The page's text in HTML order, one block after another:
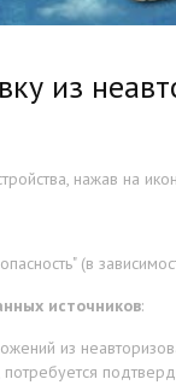
из
нажав на
(в
источников:
из